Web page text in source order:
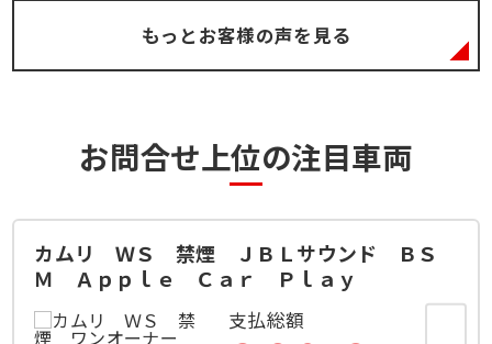
もっとお客様の声を見る
お問合せ上位の注目車両
カムリ ＷＳ 禁煙 ＪＢＬサウンド ＢＳ
Ｍ Ａｐｐｌｅ Ｃａｒ Ｐｌａｙ
支払総額